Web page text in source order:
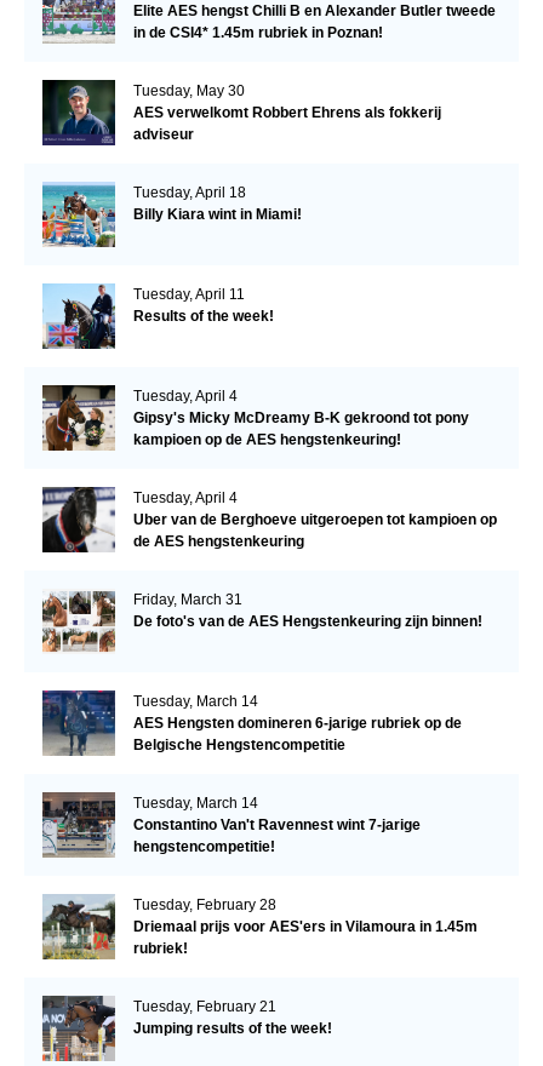
Elite AES hengst Chilli B en Alexander Butler tweede
in de CSI4* 1.45m rubriek in Poznan!
Tuesday, May 30
AES verwelkomt Robbert Ehrens als fokkerij
adviseur
Tuesday, April 18
Billy Kiara wint in Miami!
Tuesday, April 11
Results of the week!
Tuesday, April 4
Gipsy's Micky McDreamy B-K gekroond tot pony
kampioen op de AES hengstenkeuring!
Tuesday, April 4
Uber van de Berghoeve uitgeroepen tot kampioen op
de AES hengstenkeuring
Friday, March 31
De foto's van de AES Hengstenkeuring zijn binnen!
Tuesday, March 14
AES Hengsten domineren 6-jarige rubriek op de
Belgische Hengstencompetitie
Tuesday, March 14
Constantino Van't Ravennest wint 7-jarige
hengstencompetitie!
Tuesday, February 28
Driemaal prijs voor AES'ers in Vilamoura in 1.45m
rubriek!
Tuesday, February 21
Jumping results of the week!